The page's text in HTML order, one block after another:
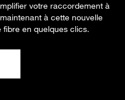
votre raccordement à
à cette nouvelle
fibre en quelques clics.